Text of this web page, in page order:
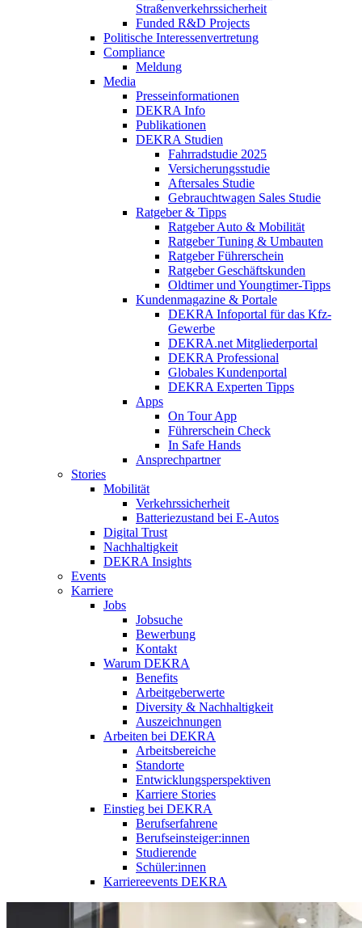
Straßenverkehrssicherheit
Funded R&D Projects
Politische Interessenvertretung
Compliance
Meldung
Media
Presseinformationen
DEKRA Info
Publikationen
DEKRA Studien
Fahrradstudie 2025
Versicherungsstudie
Aftersales Studie
Gebrauchtwagen Sales Studie
Ratgeber & Tipps
Ratgeber Auto & Mobilität
Ratgeber Tuning & Umbauten
Ratgeber Führerschein
Ratgeber Geschäftskunden
Oldtimer und Youngtimer-Tipps
Kundenmagazine & Portale
DEKRA Infoportal für das Kfz-
Gewerbe
DEKRA.net Mitgliederportal
DEKRA Professional
Globales Kundenportal
DEKRA Experten Tipps
Apps
On Tour App
Führerschein Check
In Safe Hands
Ansprechpartner
Stories
Mobilität
Verkehrssicherheit
Batteriezustand bei E-Autos
Digital Trust
Nachhaltigkeit
DEKRA Insights
Events
Karriere
Jobs
Jobsuche
Bewerbung
Kontakt
Warum DEKRA
Benefits
Arbeitgeberwerte
Diversity & Nachhaltigkeit
Auszeichnungen
Arbeiten bei DEKRA
Arbeitsbereiche
Standorte
Entwicklungsperspektiven
Karriere Stories
Einstieg bei DEKRA
Berufserfahrene
Berufseinsteiger:innen
Studierende
Schüler:innen
Karriereevents DEKRA